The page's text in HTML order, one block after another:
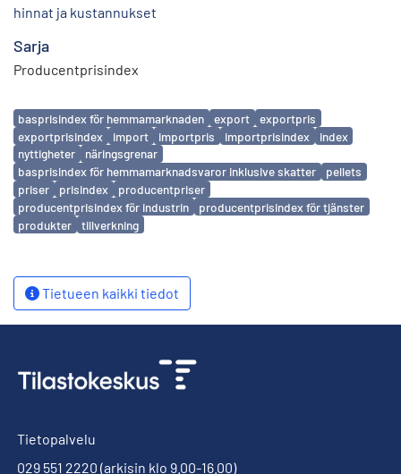
hinnat ja kustannukset
Sarja
Producentprisindex
Avainsanat
basprisindex för hemmamarknaden export
exportpris
exportprisindex
import importpris importprisindex
index
nyttigheter
näringsgrenar
basprisindex för hemmamarknadsvaror inklusive skatter
pellets
priser
prisindex
producentpriser
producentprisindex för industrin
producentprisindex för tjänster
produkter
tillverkning
Tietueen kaikki tiedot
Tietopalvelu
029 551 2220 (arkisin klo 9.00-16.00)